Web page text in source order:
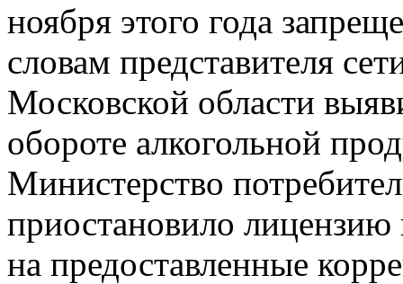
ноября этого года
словам представителя
Московской области
обороте алкогольной
Министерство
приостановило лицензию
на предоставленные